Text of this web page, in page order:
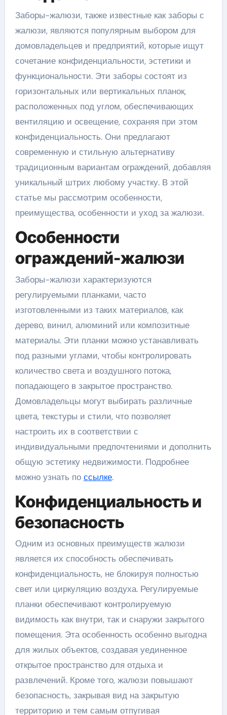
Заборы-жалюзи, также известные как заборы с
жалюзи, являются популярным выбором для
домовладельцев и предприятий, которые ищут
сочетание конфиденциальности, эстетики и
функциональности. Эти заборы состоят из
горизонтальных или вертикальных планок,
расположенных под углом, обеспечивающих
вентиляцию и освещение, сохраняя при этом
конфиденциальность. Они предлагают
современную и стильную альтернативу
традиционным вариантам ограждений, добавляя
уникальный штрих любому участку. В этой
статье мы рассмотрим особенности,
преимущества, особенности и уход за жалюзи.
Особенности
ограждений-жалюзи
Заборы-жалюзи характеризуются
регулируемыми планками, часто
изготовленными из таких материалов, как
дерево, винил, алюминий или композитные
материалы. Эти планки можно устанавливать
под разными углами, чтобы контролировать
количество света и воздушного потока,
попадающего в закрытое пространство.
Домовладельцы могут выбирать различные
цвета, текстуры и стили, что позволяет
настроить их в соответствии с
индивидуальными предпочтениями и дополнить
общую эстетику недвижимости. Подробнее
можно узнать по ссылке.
Конфиденциальность и
безопасность
Одним из основных преимуществ жалюзи
является их способность обеспечивать
конфиденциальность, не блокируя полностью
свет или циркуляцию воздуха. Регулируемые
планки обеспечивают контролируемую
видимость как внутри, так и снаружи закрытого
помещения. Эта особенность особенно выгодна
для жилых объектов, создавая уединенное
открытое пространство для отдыха и
развлечений. Кроме того, жалюзи повышают
безопасность, закрывая вид на закрытую
территорию и тем самым отпугивая